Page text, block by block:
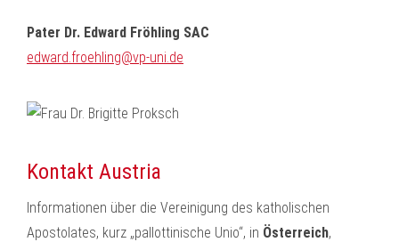
Pater Dr. Edward Fröhling SAC
edward.froehling@vp-uni.de
Kontakt Austria
Informationen über die Vereinigung des katholischen
Apostolates, kurz „pallottinische Unio“, in Österreich,